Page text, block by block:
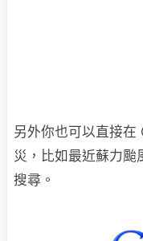
另外你也可以直接在
災，比如最近蘇力颱
搜尋。